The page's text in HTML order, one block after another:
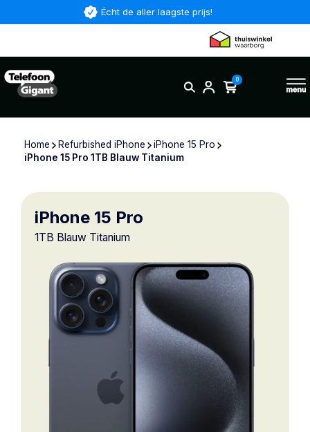
Écht de aller laagste prijs!
0
Home Refurbished iPhone
iPhone 15 Pro
iPhone 15 Pro 1TB Blauw Titanium
iPhone 15 Pro
1TB Blauw Titanium